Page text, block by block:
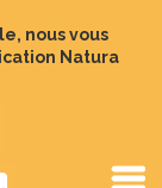
nous vous
Natura